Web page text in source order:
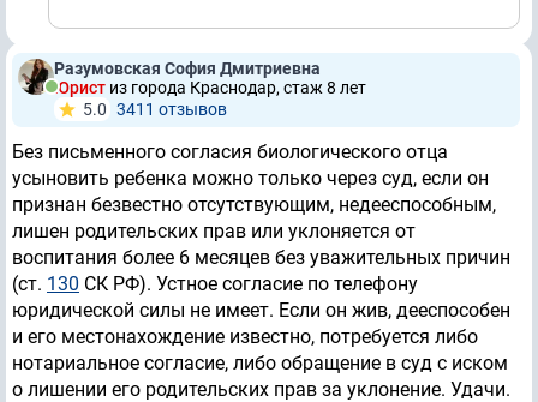
Разумовская София Дмитриевна
Юрист из города Краснодар, стаж 8 лет
5.0 3411 отзывов
Без письменного согласия биологического отца
усыновить ребенка можно только через суд, если он
признан безвестно отсутствующим, недееспособным,
лишен родительских прав или уклоняется от
воспитания более 6 месяцев без уважительных причин
(ст. 130 СК РФ). Устное согласие по телефону
юридической силы не имеет. Если он жив, дееспособен
и его местонахождение известно, потребуется либо
нотариальное согласие, либо обращение в суд с иском
о лишении его родительских прав за уклонение. Удачи.